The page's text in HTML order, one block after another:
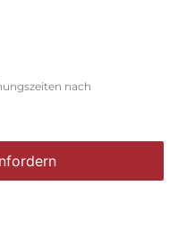
nach